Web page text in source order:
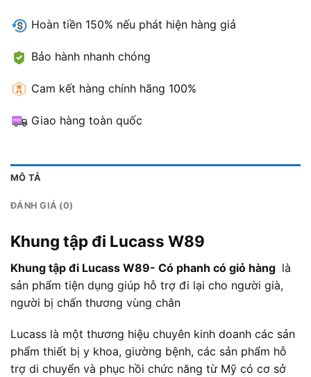
Hoàn tiền 150% nếu phát hiện hàng giả
Bảo hành nhanh chóng
Cam kết hàng chính hãng 100%
Giao hàng toàn quốc
MÔ TẢ
ĐÁNH GIÁ (0)
Khung tập đi Lucass W89
Khung tập đi Lucass W89- Có phanh có giỏ hàng là
sản phẩm tiện dụng giúp hỗ trợ đi lại cho người già,
người bị chấn thương vùng chân
Lucass là một thương hiệu chuyên kinh doanh các sản
phẩm thiết bị y khoa, giường bệnh, các sản phẩm hỗ
trợ di chuyển và phục hồi chức năng từ Mỹ có cơ sở